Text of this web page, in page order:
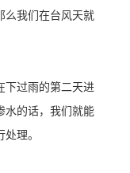
么我们在台风天就
下过雨的第二天进
水的话，我们就能
理。